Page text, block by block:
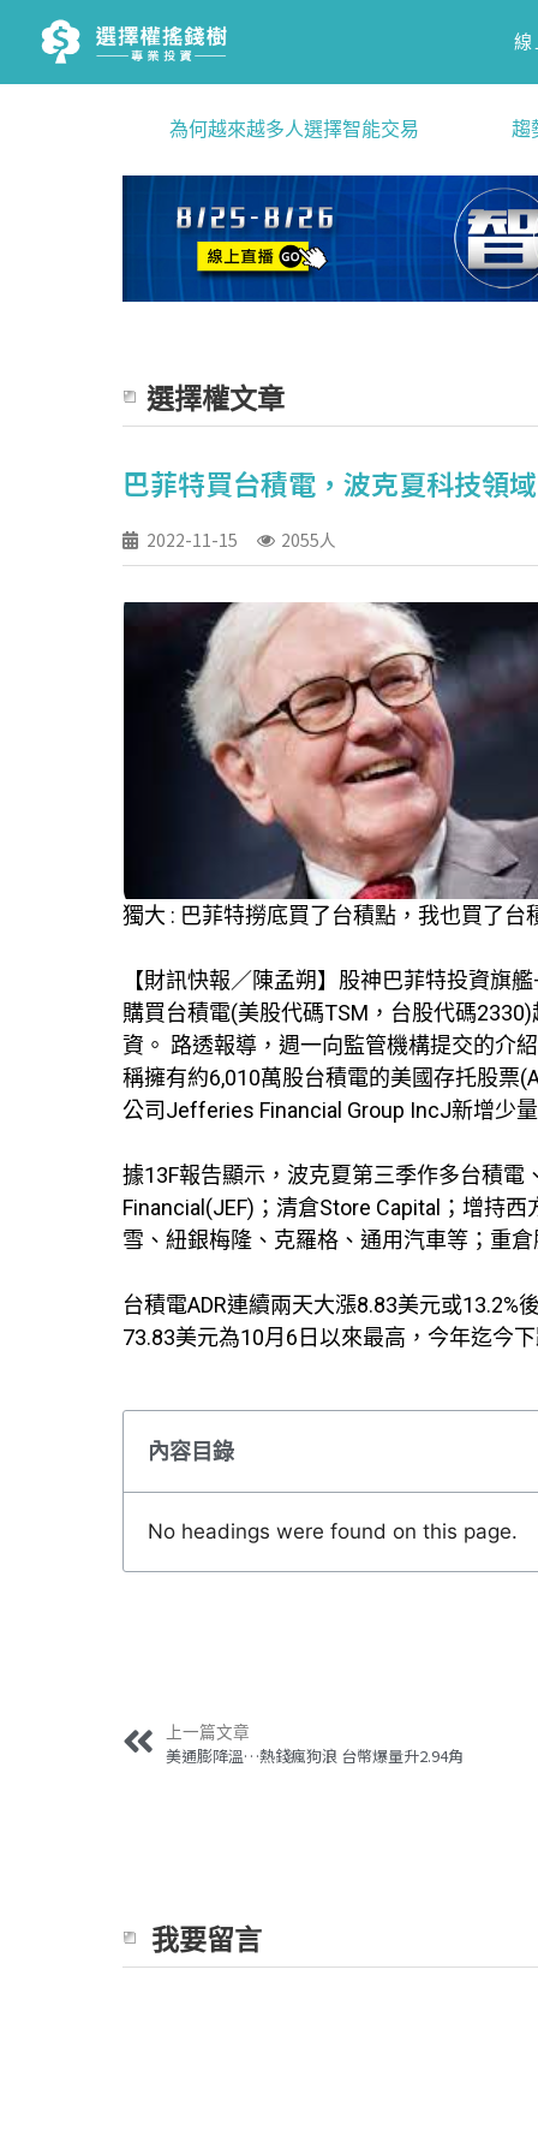
為何越來越多人選擇智能交易 趨
選擇權文章
巴菲特買台積電，波克夏科技領
2022-11-15 2055人
獨大 : 巴菲特撈底買了台積點，我也買了台
【財訊快報／陳孟朔】股神巴菲特投資旗
購買台積電(美股代碼TSM，台股代碼
資。 路透報導，週一向監管機構提交的介
稱擁有約6,010萬股台積電的美國存托股票
公司Jefferies Financial Group IncJ新增少
據13F報告顯示，波克夏第三季作多台積
Financial(JEF)；清倉Store Capital；增持
雪、紐銀梅隆、克羅格、通用汽車等；重
台積電ADR連續兩天大漲8.83美元或
73.83美元為10月6日以來最高，今年迄今
內容目錄
No headings were found on this page.
上一篇文章
美通膨降溫…熱錢瘋狗浪 台幣爆量升2.94角
我要留言